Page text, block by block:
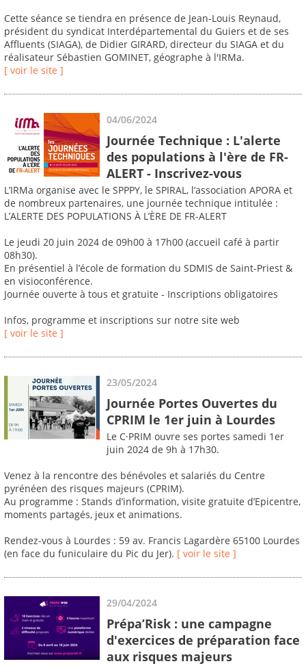
Cette séance se tiendra en présence de Jean-Louis Reynaud,
président du syndicat Interdépartemental du Guiers et de ses
Affluents (SIAGA), de Didier GIRARD, directeur du SIAGA et du
réalisateur Sébastien GOMINET, géographe à l'IRMa.
[ voir le site ]
04/06/2024
Journée Technique : L'alerte
des populations à l'ère de FR-
ALERT - Inscrivez-vous
L’IRMa organise avec le SPPPY, le SPIRAL, l’association APORA et
de nombreux partenaires, une journée technique intitulée :
L’ALERTE DES POPULATIONS À L’ÈRE DE FR-ALERT
Le jeudi 20 juin 2024 de 09h00 à 17h00 (accueil café à partir
08h30).
En présentiel à l’école de formation du SDMIS de Saint-Priest &
en visioconférence.
Journée ouverte à tous et gratuite - Inscriptions obligatoires
Infos, programme et inscriptions sur notre site web
[ voir le site ]
23/05/2024
Journée Portes Ouvertes du
CPRIM le 1er juin à Lourdes
Le C·PRIM ouvre ses portes samedi 1er
juin 2024 de 9h à 17h30.
Venez à la rencontre des bénévoles et salariés du Centre
pyrénéen des risques majeurs (CPRIM).
Au programme : Stands d’information, visite gratuite d’Epicentre,
moments partagés, jeux et animations.
Rendez-vous à Lourdes : 59 av. Francis Lagardère 65100 Lourdes
(en face du funiculaire du Pic du Jer). [ voir le site ]
29/04/2024
Prépa’Risk : une campagne
d'exercices de préparation face
aux risques majeurs